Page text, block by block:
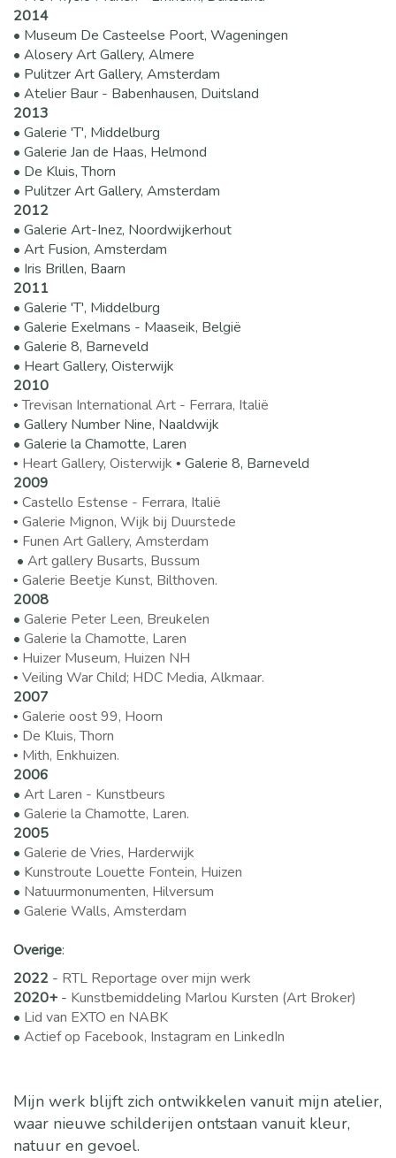
2014
• Museum De Casteelse Poort, Wageningen
• Alosery Art Gallery, Almere
• Pulitzer Art Gallery, Amsterdam
• Atelier Baur - Babenhausen, Duitsland
2013
• Galerie 'T', Middelburg
• Galerie Jan de Haas, Helmond
• De Kluis, Thorn
• Pulitzer Art Gallery, Amsterdam
2012
• Galerie Art-Inez, Noordwijkerhout
• Art Fusion, Amsterdam
• Iris Brillen, Baarn
2011
• Galerie 'T', Middelburg
• Galerie Exelmans - Maaseik, België
• Galerie 8, Barneveld
• Heart Gallery, Oisterwijk
2010
•Trevisan International Art - Ferrara, Italië
• Gallery Number Nine, Naaldwijk
• Galerie la Chamotte, Laren
• Heart Gallery, Oisterwijk • Galerie 8, Barneveld
2009
• Castello Estense - Ferrara, Italië
• Galerie Mignon, Wijk bij Duurstede
• Funen Art Gallery, Amsterdam
• Art gallery Busarts, Bussum
• Galerie Beetje Kunst, Bilthoven.
2008
• Galerie Peter Leen, Breukelen
• Galerie la Chamotte, Laren
• Huizer Museum, Huizen NH
• Veiling War Child; HDC Media, Alkmaar.
2007
• Galerie oost 99, Hoorn
• De Kluis, Thorn
• Mith, Enkhuizen.
2006
• Art Laren - Kunstbeurs
• Galerie la Chamotte, Laren.
2005
• Galerie de Vries, Harderwijk
• Kunstroute Louette Fontein, Huizen
• Natuurmonumenten, Hilversum
• Galerie Walls, Amsterdam
Overige:
2022 - RTL Reportage over mijn werk
2020+ - Kunstbemiddeling Marlou Kursten (Art Broker)
• Lid van EXTO en NABK
• Actief op Facebook, Instagram en LinkedIn
Mijn werk blijft zich ontwikkelen vanuit mijn atelier,
waar nieuwe schilderijen ontstaan vanuit kleur,
natuur en gevoel.